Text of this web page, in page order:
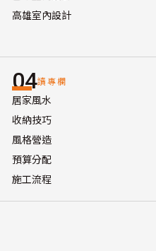
高雄室內設計
04讀專欄
居家風水
收納技巧
風格營造
預算分配
施工流程